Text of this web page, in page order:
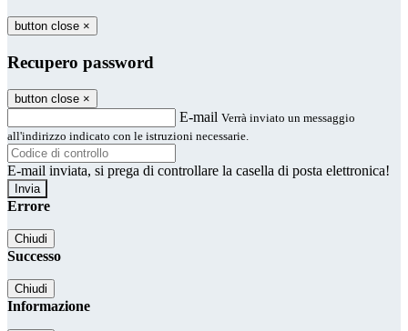
button close ×
Recupero password
button close ×
E-mail Verrà inviato un messaggio
all'indirizzo indicato con le istruzioni necessarie.
E-mail inviata, si prega di controllare la casella di posta elettronica!
Errore
Chiudi
Successo
Chiudi
Informazione